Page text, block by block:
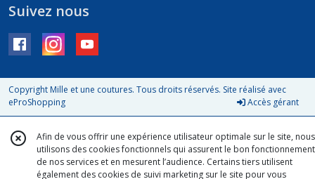
Suivez nous
Copyright Mille et une coutures. Tous droits réservés. Site réalisé avec
eProShopping
Accès gérant
Afin de vous offrir une expérience utilisateur optimale sur le site, nous
utilisons des cookies fonctionnels qui assurent le bon fonctionnement
de nos services et en mesurent l’audience. Certains tiers utilisent
également des cookies de suivi marketing sur le site pour vous